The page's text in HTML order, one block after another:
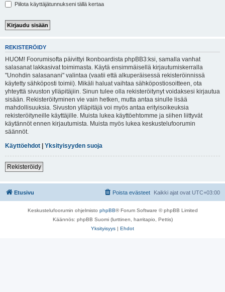
Piilota käyttäjätunnukseni tällä kertaa
REKISTERÖIDY
HUOM! Foorumisofta päivittyi Ikonboardista phpBB3:ksi, samalla vanhat
salasanat lakkasivat toimimasta. Käytä ensimmäisellä kirjautumiskerralla
"Unohdin salasanani" valintaa (vaatii että alkuperäisessä rekisteröinnissä
käytetty sähköposti toimii). Mikäli haluat vaihtaa sähköpostiosoitteen, ota
yhteyttä sivuston ylläpitäjiin. Sinun tulee olla rekisteröitynyt voidaksesi kirjautua
sisään. Rekisteröityminen vie vain hetken, mutta antaa sinulle lisää
mahdollisuuksia. Sivuston ylläpitäjä voi myös antaa erityisoikeuksia
rekisteröityneille käyttäjille. Muista lukea käyttöehtomme ja siihen liittyvät
käytännöt ennen kirjautumista. Muista myös lukea keskustelufoorumin
säännöt.
Käyttöehdot | Yksityisyyden suoja
Rekisteröidy
Etusivu Kaikki ajat ovat UTC+03:00
Poista evästeet
Keskustelufoorumin ohjelmisto phpBB® Forum Software © phpBB Limited
Käännös: phpBB Suomi (lurttinen, harritapio, Pettis)
Yksityisyys | Ehdot